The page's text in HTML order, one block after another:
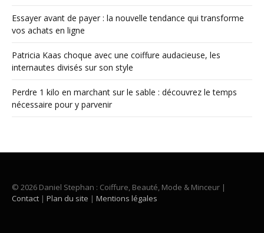
Essayer avant de payer : la nouvelle tendance qui transforme
vos achats en ligne
Patricia Kaas choque avec une coiffure audacieuse, les
internautes divisés sur son style
Perdre 1 kilo en marchant sur le sable : découvrez le temps
nécessaire pour y parvenir
© 2026 Daniel Stephan : Coiffure, Beauté, Mode & Minceur |
Contact | Plan du site | Mentions légales